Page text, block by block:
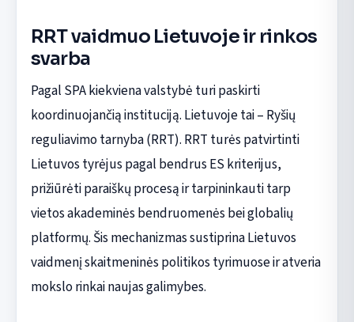
RRT vaidmuo Lietuvoje ir rinkos
svarba
Pagal SPA kiekviena valstybė turi paskirti
koordinuojančią instituciją. Lietuvoje tai – Ryšių
reguliavimo tarnyba (RRT). RRT turės patvirtinti
Lietuvos tyrėjus pagal bendrus ES kriterijus,
prižiūrėti paraiškų procesą ir tarpininkauti tarp
vietos akademinės bendruomenės bei globalių
platformų. Šis mechanizmas sustiprina Lietuvos
vaidmenį skaitmeninės politikos tyrimuose ir atveria
mokslo rinkai naujas galimybes.